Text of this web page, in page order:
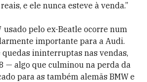
e ele nunca esteve à venda.”
usado pelo ex-Beatle ocorre num
importante para a Audi.
quedas ininterruptas nas vendas,
— algo que culminou na perda da
para as também alemãs BMW e